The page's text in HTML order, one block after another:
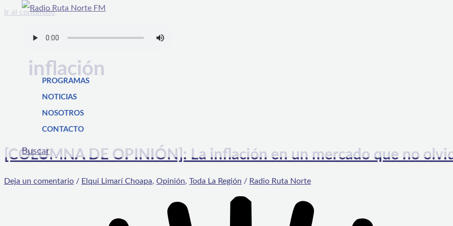
Ir al contenido
PROGRAMAS
NOTICIAS
NOSOTROS
CONTACTO
Buscar
inflación
[COLUMNA DE OPINIÓN]: La inflación en un mercado que no
Deja un comentario / Elqui Limarí Choapa, Opinión, Toda La Región / Radio Ruta Norte